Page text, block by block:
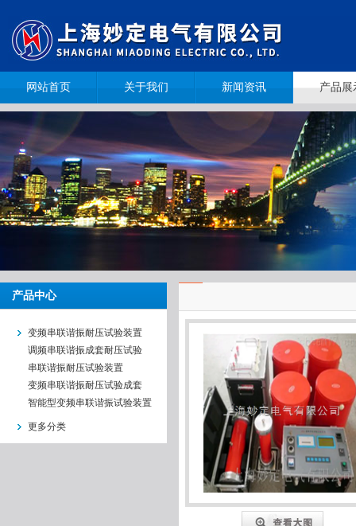
网站首页 关于我们 新闻资讯 产品展
产品中心
变频串联谐振耐压试验装置
调频串联谐振成套耐压试验
串联谐振耐压试验装置
变频串联谐振耐压试验成套
智能型变频串联谐振试验装置
更多分类